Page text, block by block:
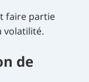
faire partie
volatilité.
de